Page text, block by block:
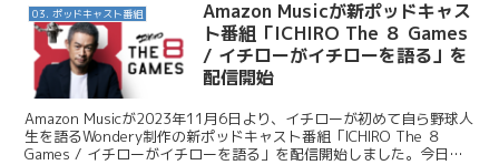
03. ポッドキャスト番組
Amazon Musicが新ポッドキャス
ト番組「ICHIRO The ８ Games
/ イチローがイチローを語る」を
配信開始
Amazon Musicが2023年11月6日より、イチローが初めて自ら野球人
生を語るWondery制作の新ポッドキャスト番組「ICHIRO The ８
Games / イチローがイチローを語る」を配信開始しました。今日は